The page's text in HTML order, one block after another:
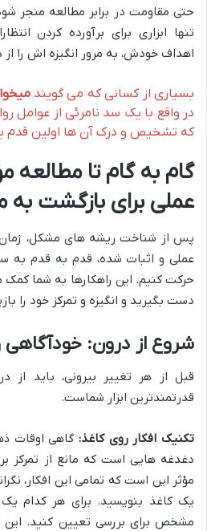
حتی مقاومت در برابر مطالعه منجر
تنها ابزاری برای برآورده کردن
اهداف خودش، به مرور انگیزه اش را
بسیاری از کسانی که می گویند
در واقع با یک سد نامرئی از عوامل
که تشخیص و درک آن ها اولین
گام به گام تا مطالعه
عملی برای بازگشت به
پس از شناخت ریشه های مشکل، زمان
عملی و اثبات شده، قدم به قدم به
حرکت کنیم. این راهکارها به شما کمک
دست بگیرید و انگیزه و تمرکز خود را
شروع از درون:
قبل از هر تغییر بیرونی، باید
قدرتمندترین ابزار شماست.
تکنیک افکار روی کاغذ: گاهی اوقات
دغدغه هایی است که مانع از تمرکز
مؤثر این است که تمامی این افکار،
یک کاغذ بنویسید. برای هر کدام
مشخص برای بررسی تعیین کنید.